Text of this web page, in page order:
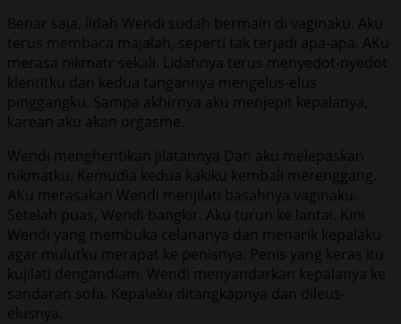
Benar saja, lidah Wendi sudah bermain di vaginaku. Aku
terus membaca majalah, seperti tak terjadi apa-apa. AKu
merasa nikmatr sekali. Lidahnya terus menyedot-nyedot
klentitku dan kedua tangannya mengelus-elus
pinggangku. Sampa akhirnya aku menjepit kepalanya,
karean aku akan orgasme.
Wendi menghentikan jilatannya Dan aku melepaskan
nikmatku. Kemudia kedua kakiku kembali merenggang.
AKu merasakan Wendi menjilati basahnya vaginaku.
Setelah puas, Wendi bangkir. Aku turun ke lantai. Kini
Wendi yang membuka celananya dan menarik kepalaku
agar mulutku merapat ke penisnya. Penis yang keras itu
kujilati dengandiam. Wendi menyandarkan kepalanya ke
sandaran sofa. Kepalaku ditangkapnya dan dileus-
elusnya.